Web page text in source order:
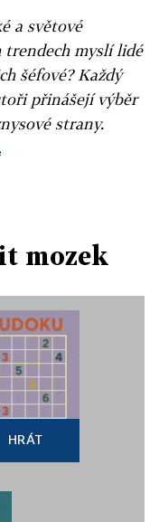
a světové
trendech myslí lidé
šéfové? Každý
přinášejí výběr
strany.
mozek
HRÁT